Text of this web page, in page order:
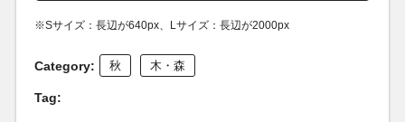
※Sサイズ：長辺が640px、Lサイズ：長辺が2000px
Category: 秋 木・森
Tag: